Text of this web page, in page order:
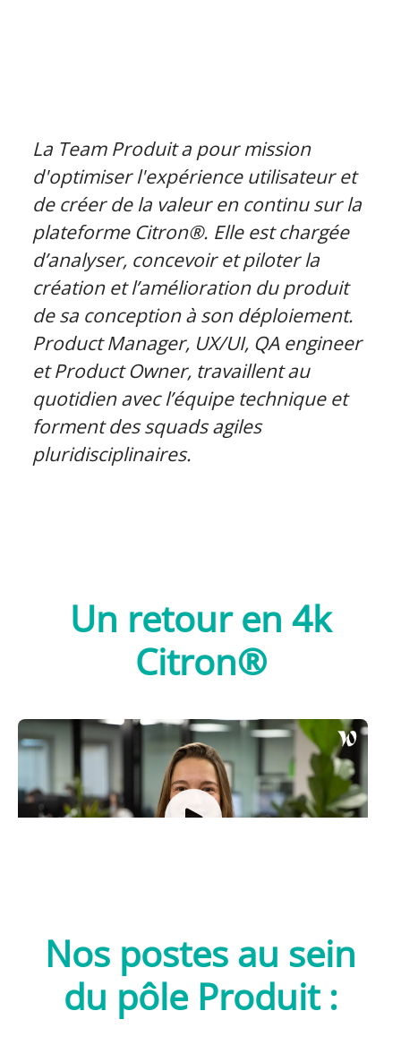
La Team Produit a pour mission
d'optimiser l'expérience utilisateur et
de créer de la valeur en continu sur la
plateforme Citron®. Elle est chargée
d’analyser, concevoir et piloter la
création et l’amélioration du produit
de sa conception à son déploiement.
Product Manager, UX/UI, QA engineer
et Product Owner, travaillent au
quotidien avec l’équipe technique et
forment des squads agiles
pluridisciplinaires.
Un retour en 4k
Citron®
Découvrez Citron avec Audrey, Product
Owner
Nos postes au sein
du pôle Produit :